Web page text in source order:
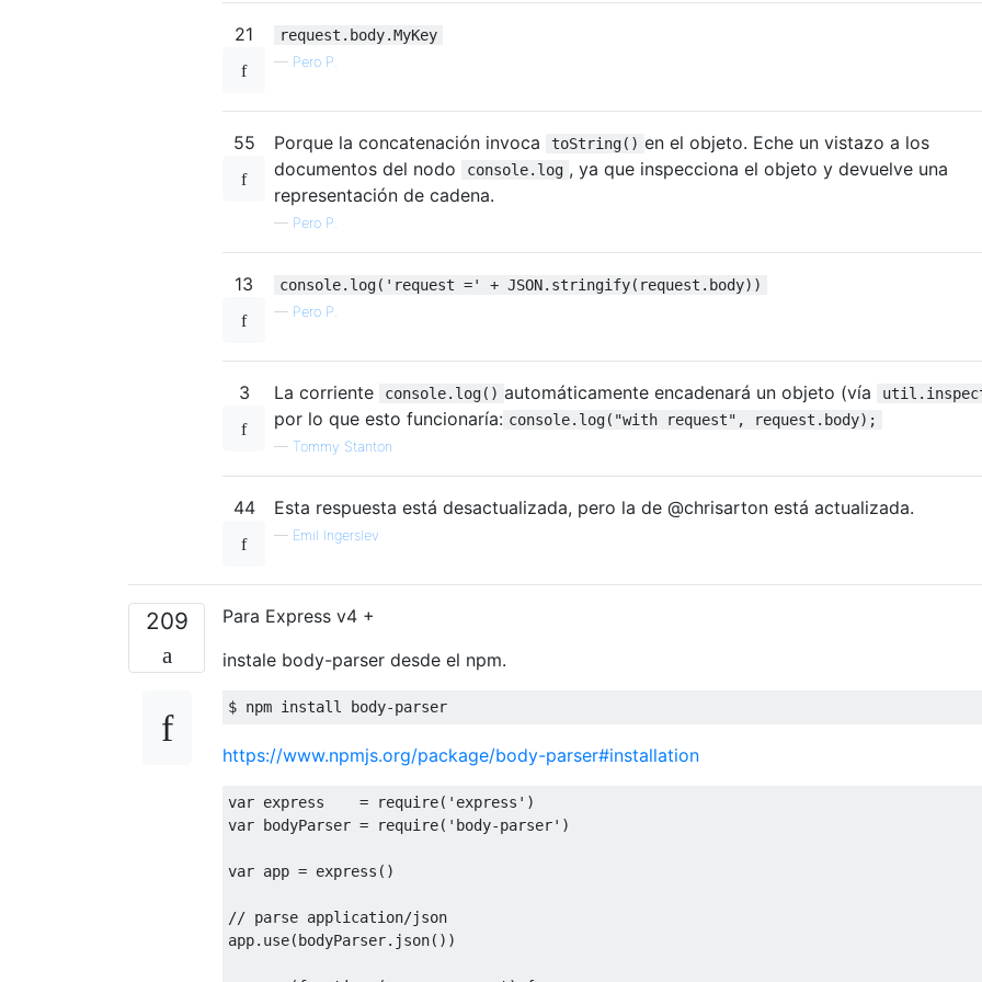
21 request.body.MyKey
— Pero P.
55 Porque la concatenación invoca toString() en el objeto. Eche un vistazo a los
documentos del nodo
console.log , ya que inspecciona el objeto y devuelve una
representación de cadena.
— Pero P.
13 console.log('request =' + JSON.stringify(request.body))
— Pero P.
3 La corriente console.log() automáticamente encadenará un objeto (vía
por lo que esto funcionaría: console.log("with request", request.body);
— Tommy Stanton
44 Esta respuesta está desactualizada, pero la de @chrisarton está actualizada.
— Emil Ingerslev
209
Para Express v4 +
instale body-parser desde el npm.
$ npm install body-parser
https://www.npmjs.org/package/body-parser#installation
var express = require( 'express' )
var bodyParser = require( 'body-parser' )
var app = express ()
// parse application/json
app. use(bodyParser. json())